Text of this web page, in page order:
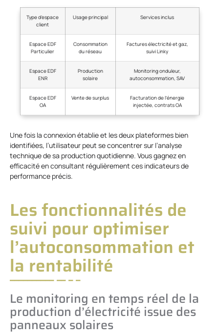
Type d’espace
client
Usage principal Services inclus
Espace EDF
Particulier
Consommation
du réseau
Factures électricité et gaz,
suivi Linky
Espace EDF
ENR
Production
solaire
Monitoring onduleur,
autoconsommation, SAV
Espace EDF
OA
Vente de surplus
Facturation de l’énergie
injectée, contrats OA
Une fois la connexion établie et les deux plateformes bien
identifiées, l’utilisateur peut se concentrer sur l’analyse
technique de sa production quotidienne. Vous gagnez en
efficacité en consultant régulièrement ces indicateurs de
performance précis.
Les fonctionnalités de
suivi pour optimiser
l’autoconsommation et
la rentabilité
Le monitoring en temps réel de la
production d’électricité issue des
panneaux solaires